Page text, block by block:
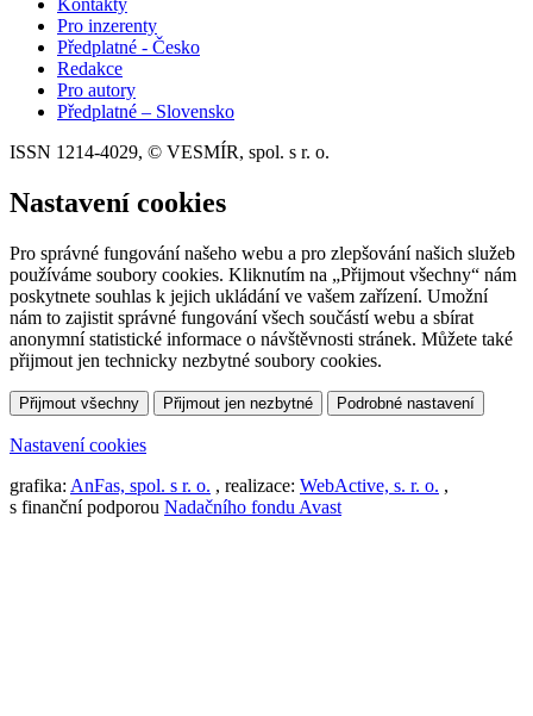
Kontakty
Pro inzerenty
Předplatné - Česko
Redakce
Pro autory
Předplatné – Slovensko
ISSN 1214-4029, © VESMÍR, spol. s r. o.
Nastavení cookies
Pro správné fungování našeho webu a pro zlepšování našich služeb
používáme soubory cookies. Kliknutím na „Přijmout všechny“ nám
poskytnete souhlas k jejich ukládání ve vašem zařízení. Umožní
nám to zajistit správné fungování všech součástí webu a sbírat
anonymní statistické informace o návštěvnosti stránek. Můžete také
přijmout jen technicky nezbytné soubory cookies.
Přijmout všechny Přijmout jen nezbytné Podrobné nastavení
Nastavení cookies
grafika: AnFas, spol. s r. o. , realizace: WebActive, s. r. o. ,
s finanční podporou Nadačního fondu Avast